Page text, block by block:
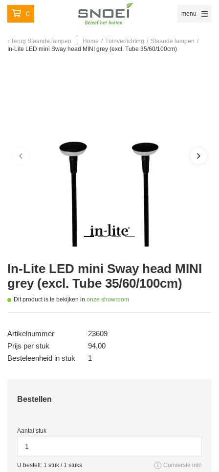
0 menu
Terug Staande lampen Home / Tuinverlichting / Staande lampen /
In-Lite LED mini Sway head MINI grey (excl. Tube 35/60/100cm)
In-Lite LED mini Sway head MINI
grey (excl. Tube 35/60/100cm)
Dit product is te bekijken in onze showroom
Artikelnummer
23609
Prijs per stuk
94,00
Besteleenheid in stuk
1
Bestellen
Aantal stuk
U bestelt: 1 stuk / 1 stuks Conversie info